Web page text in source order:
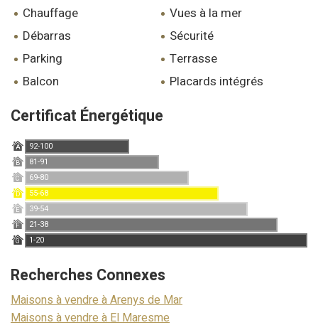
chauffage
vues à la mer
débarras
sécurité
parking
terrasse
balcon
placards intégrés
Certificat Énergétique
A 92-100
B 81-91
C 69-80
D 55-68
E 39-54
F 21-38
G 1-20
Recherches Connexes
Maisons à vendre à Arenys de Mar
Maisons à vendre à El Maresme